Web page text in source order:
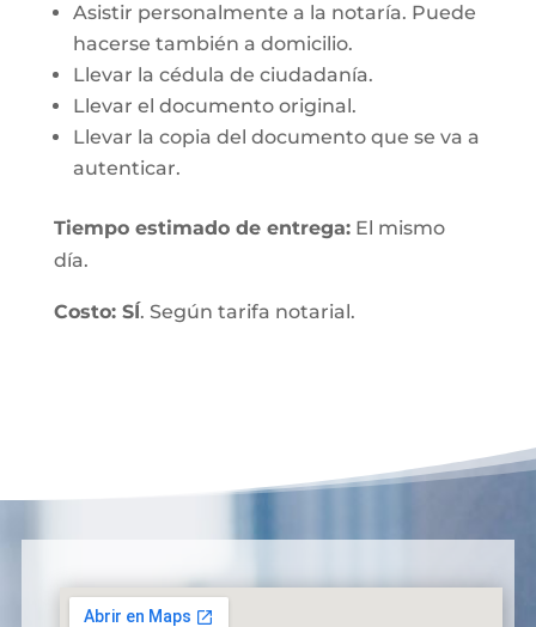
Asistir personalmente a la notaría. Puede
hacerse también a domicilio.
Llevar la cédula de ciudadanía.
Llevar el documento original.
Llevar la copia del documento que se va a
autenticar.
Tiempo estimado de entrega:El mismo
día.
Costo: SÍ. Según tarifa notarial.